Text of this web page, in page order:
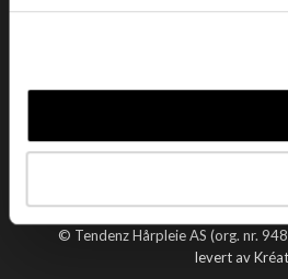
Datablad
Om oss
Handle hos oss
© Tendenz Hårpleie AS (org. nr.
levert av